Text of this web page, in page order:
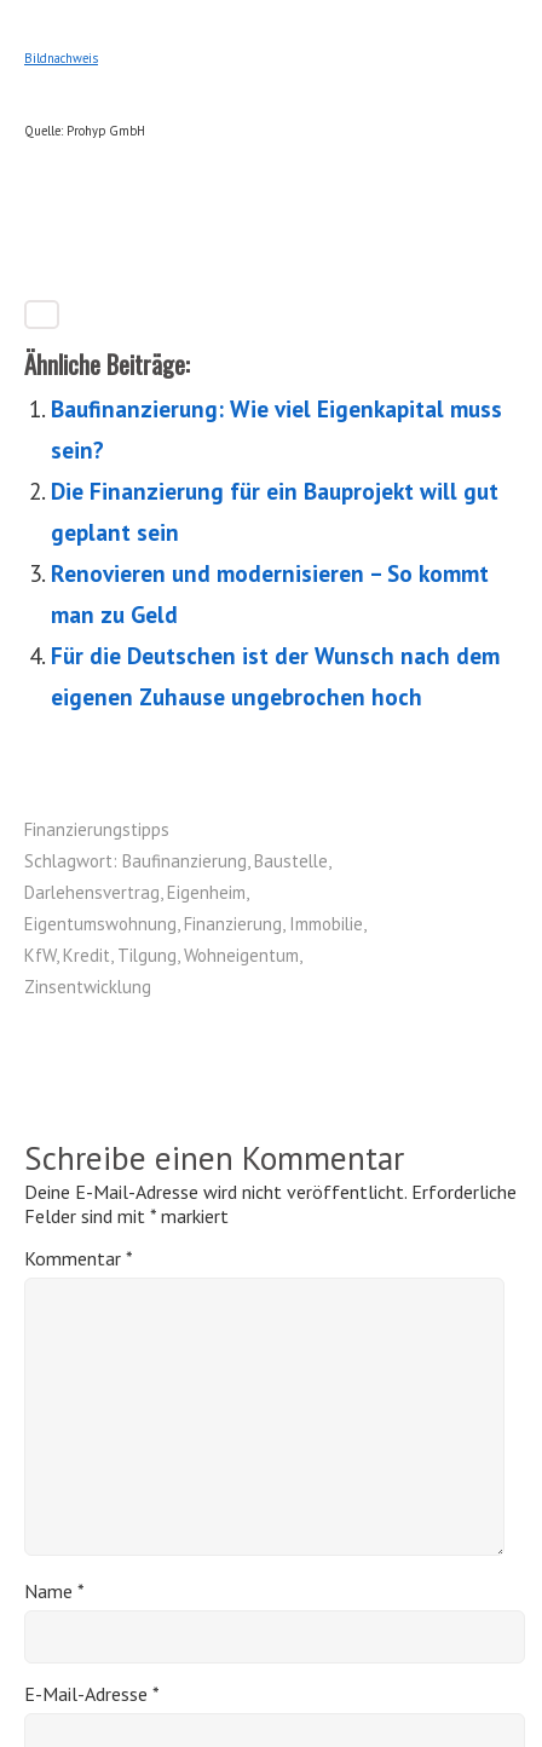
Bildnachweis
Quelle: Prohyp GmbH
Ähnliche Beiträge:
Baufinanzierung: Wie viel Eigenkapital muss
sein?
Die Finanzierung für ein Bauprojekt will gut
geplant sein
Renovieren und modernisieren – So kommt
man zu Geld
Für die Deutschen ist der Wunsch nach dem
eigenen Zuhause ungebrochen hoch
Finanzierungstipps
Schlagwort: Baufinanzierung, Baustelle,
Darlehensvertrag, Eigenheim,
Eigentumswohnung, Finanzierung, Immobilie,
KfW, Kredit, Tilgung,Wohneigentum,
Zinsentwicklung
Schreibe einen Kommentar
Deine E-Mail-Adresse wird nicht veröffentlicht. Erforderliche
Felder sind mit * markiert
Kommentar *
Name *
E-Mail-Adresse *